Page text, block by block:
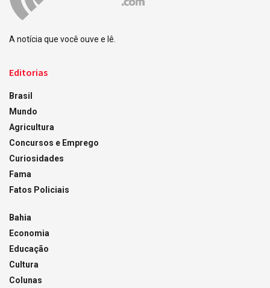
A notícia que você ouve e lê.
Editorias
Brasil
Mundo
Agricultura
Concursos e Emprego
Curiosidades
Fama
Fatos Policiais
Bahia
Economia
Educação
Cultura
Colunas